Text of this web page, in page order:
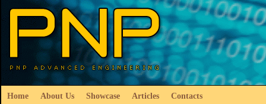
Home About Us Showcase Articles Contacts